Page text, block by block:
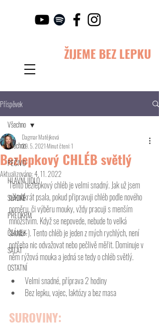
ŽIJEME BEZ LEPKU
Příspěvek
Všechno
PEČIVO
HLAVNÍ JÍDLO
SLADKÉ
PŘEDKRM
ČLÁNEK
SALÁT
OSTATNÍ
Všechno
Bezlepkový CHLÉB světlý
Dagmar Matějková
29. 5. 2021Minut čtení: 1
Aktualizováno:4. 11. 2022
Tento bezlepkový chléb je velmi snadný. Jak už jsem
několikrát psala, pokud připravuji chléb podle nového
poměru, či výběru mouky, vždy pracuji s menším
množstvím. Když se nepovede, nebude to velká
škoda:-). Tento chléb je jeden z mých rychlých, není
potřeba nic odvažovat nebo pečlivě měřit. Dominuje v
něm rýžová mouka a jedná se tedy o chléb světlý.
Velmi snadné, příprava 2 hodiny
Bez lepku, vajec, laktózy a bez masa
SUROVINY: